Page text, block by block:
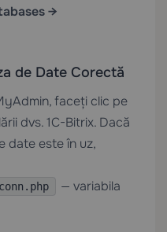
→
de Date Corectă
faceți clic pe
dvs. 1C-Bitrix. Dacă
date este în uz,
— variabila